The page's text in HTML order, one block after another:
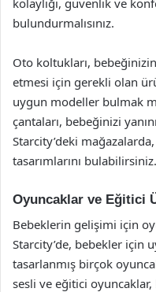
bulundurmalısınız.
Oto koltukları,
etmesi için gerekli olan
uygun modeller bulmak
çantaları, bebeğinizi
Starcity’deki
tasarımlarını bulabilirsiniz.
Oyuncaklar ve Eğitici
Bebeklerin gelişimi için
Starcity’de, bebekler için
tasarlanmış birçok
sesli ve eğitici